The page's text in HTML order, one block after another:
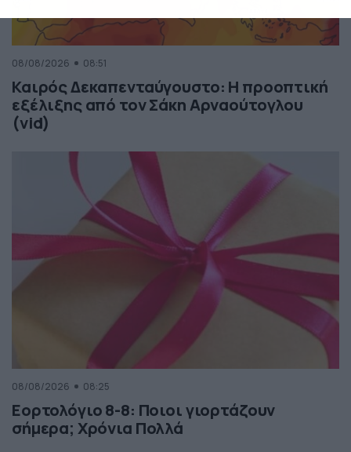
08/08/2026 08:51
Καιρός Δεκαπενταύγουστο: Η προοπτική
εξέλιξης από τον Σάκη Αρναούτογλου
(vid)
08/08/2026 08:25
Εορτολόγιο 8-8: Ποιοι γιορτάζουν
σήμερα; Χρόνια Πολλά